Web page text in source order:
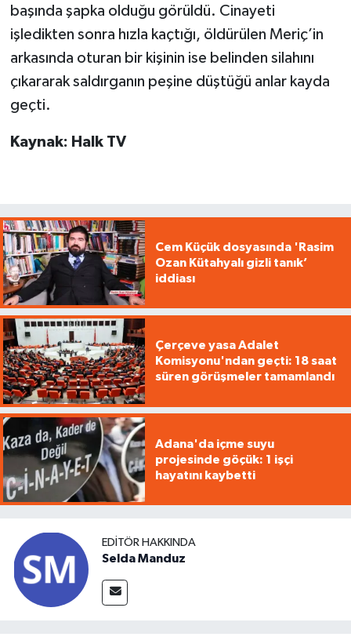
başında şapka olduğu görüldü. Cinayeti
işledikten sonra hızla kaçtığı, öldürülen Meriç’in
arkasında oturan bir kişinin ise belinden silahını
çıkararak saldırganın peşine düştüğü anlar kayda
geçti.
Kaynak: Halk TV
Cem Küçük dosyasında 'Rasim
Ozan Kütahyalı gizli tanık’
iddiası
Çerçeve yasa Adalet
Komisyonu'ndan geçti: 18 saat
süren görüşmeler tamamlandı
Adana'da içme suyu
projesinde göçük: 1 işçi
hayatını kaybetti
EDITÖR HAKKINDA
Selda Manduz